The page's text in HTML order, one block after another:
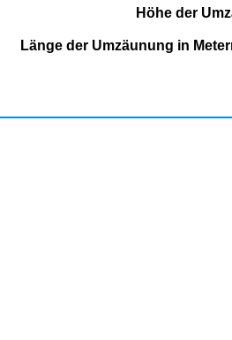
Höhe der
Länge der Umzäunung in